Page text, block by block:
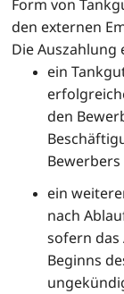
Form von
den externen
Die
ein
den
Bewerbers
ein
nach
sofern das
Beginns